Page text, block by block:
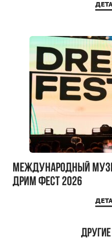
Международный
ДРИМ ФЕСТ 2026